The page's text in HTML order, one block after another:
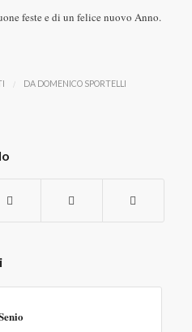
feste e di un felice nuovo Anno.
/ DA DOMENICO SPORTELLI